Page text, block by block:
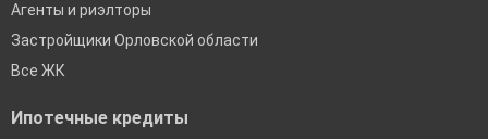
Агенты и риэлторы
Застройщики Орловской области
Все ЖК
Ипотечные кредиты